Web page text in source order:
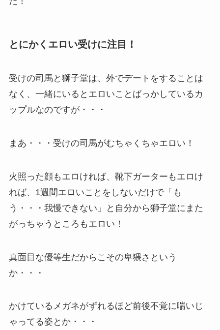
とにかくエロい受けに注目！
受けの司馬と獅子堂は、外でデートをすることは
なく、一緒にいるとエロいことばっかしているカ
ップルなのですが・・・
まあ・・・受けの司馬がむちゃくちゃエロい！
火照った顔もエロければ、靴下ガーターもエロけ
れば、1週間エロいことをしないだけで「も
う・・・我慢できない」と自分から獅子堂にまた
がっちゃうところもエロい！
真面目な優等生だからこその卑猥さという
か・・・
かけているメガネがずれるほど前後不覚に喘いじ
ゃってる姿とか・・・